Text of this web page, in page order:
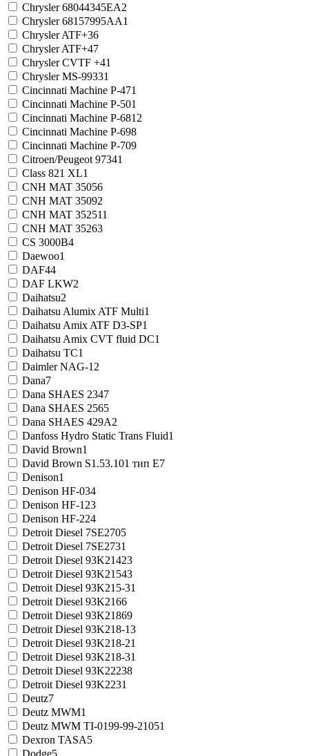
Chrysler 68044345EA2
Chrysler 68157995AA1
Chrysler ATF+36
Chrysler ATF+47
Chrysler CVTF +41
Chrysler MS-99331
Cinсinnati Machine P-471
Cinсinnati Machine P-501
Cinсinnati Machine P-6812
Cinсinnati Machine P-698
Cinсinnati Machine P-709
Citroen/Peugeot 97341
Class 821 XL1
CNH MAT 35056
CNH MAT 35092
CNH MAT 352511
CNH MAT 35263
CS 3000B4
Daewoo1
DAF44
DAF LKW2
Daihatsu2
Daihatsu Alumix ATF Multi1
Daihatsu Amix ATF D3-SP1
Daihatsu Amix CVT fluid DC1
Daihatsu TC1
Daimler NAG-1 2
Dana7
Dana SHAES 2347
Dana SHAES 2565
Dana SHAES 429A2
Danfoss Hydro Static Trans Fluid1
David Brown1
David Brown S1.53.101 тип E7
Denison1
Denison HF-034
Denison HF-1 23
Denison HF-224
Detroit Diesel 7SE2705
Detroit Diesel 7SE2731
Detroit Diesel 93K21423
Detroit Diesel 93K21543
Detroit Diesel 93K215-31
Detroit Diesel 93K2166
Detroit Diesel 93K21869
Detroit Diesel 93K218-13
Detroit Diesel 93K218-21
Detroit Diesel 93K218-31
Detroit Diesel 93K22238
Detroit Diesel 93K2231
Deutz7
Deutz MWM1
Deutz MWM TI-0199-99-21051
Dexron TASA5
Dodge5